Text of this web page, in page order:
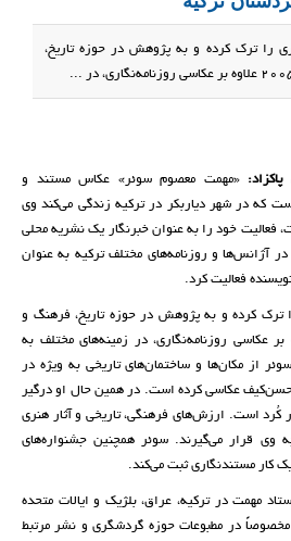
را ترک کرده و به پژوهش در حوزه تاریخ،
«مهمت معصوم سوئر» عکاس مستند و
است که در شهر دیاربکر در ترکیه زندگی می‌کند وی
است، فعالیت خود را به عنوان خبرنگار یک نشریه محلی
سپس در آژانس‌ها و روزنامه‌های مختلف ترکیه به عنوان
فعالیت کرد.
را ترک کرده و به پژوهش در حوزه تاریخ، فرهنگ و
از سال 2005 علاوه بر عکاسی روزنامه‌نگاری، در زمینه‌های مختلف به
از مکان‌ها و ساختمان‌های تاریخی به ویژه در
حسن‌کیف عکاسی کرده است. در همین حال او درگیر
کُرد است. ارزش‌های فرهنگی، تاریخی و آثار هنری
وی قرار می‌گیرند. سوئر همچنین جشنواره‌های
کار مستندنگاری ثبت می‌کند.
مهمت در ترکیه، عراق، بلژیک و ایالات متحده
در مطبوعات حوزه گردشگری و نشر مرتبط